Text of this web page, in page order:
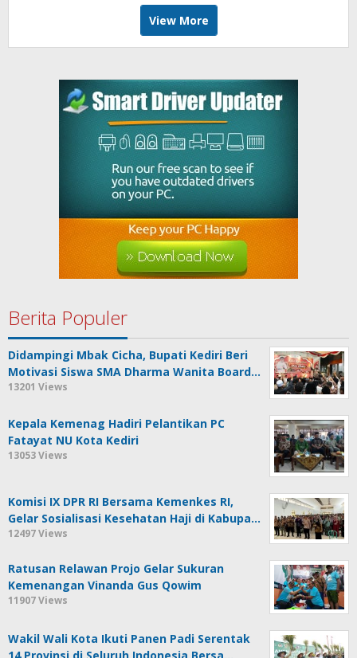
View More
Berita Populer
Didampingi Mbak Cicha, Bupati Kediri Beri
Motivasi Siswa SMA Dharma Wanita Board…
13201 Views
Kepala Kemenag Hadiri Pelantikan PC
Fatayat NU Kota Kediri
13053 Views
Komisi IX DPR RI Bersama Kemenkes RI,
Gelar Sosialisasi Kesehatan Haji di Kabupa…
12497 Views
Ratusan Relawan Projo Gelar Sukuran
Kemenangan Vinanda Gus Qowim
11907 Views
Wakil Wali Kota Ikuti Panen Padi Serentak
14 Provinsi di Seluruh Indonesia Bersa…